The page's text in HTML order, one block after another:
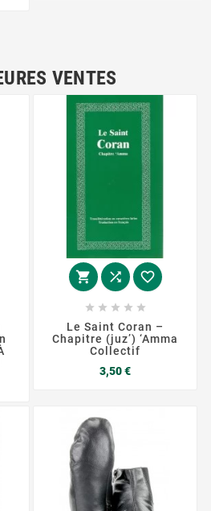
VENTES
  
    
Le Saint Coran –
Chapitre (juz’) ‘Amma
Collectif
3,50 €Prix